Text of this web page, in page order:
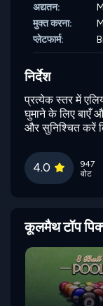
अद्यतन:
मुक्त करना:
प्लेटफार्म:
निर्देश
प्रत्येक स्तर में
घुमाने के लिए बाएँ
और सुनिश्चित करें
4.0
947
वोट
कूलमैथ टॉप